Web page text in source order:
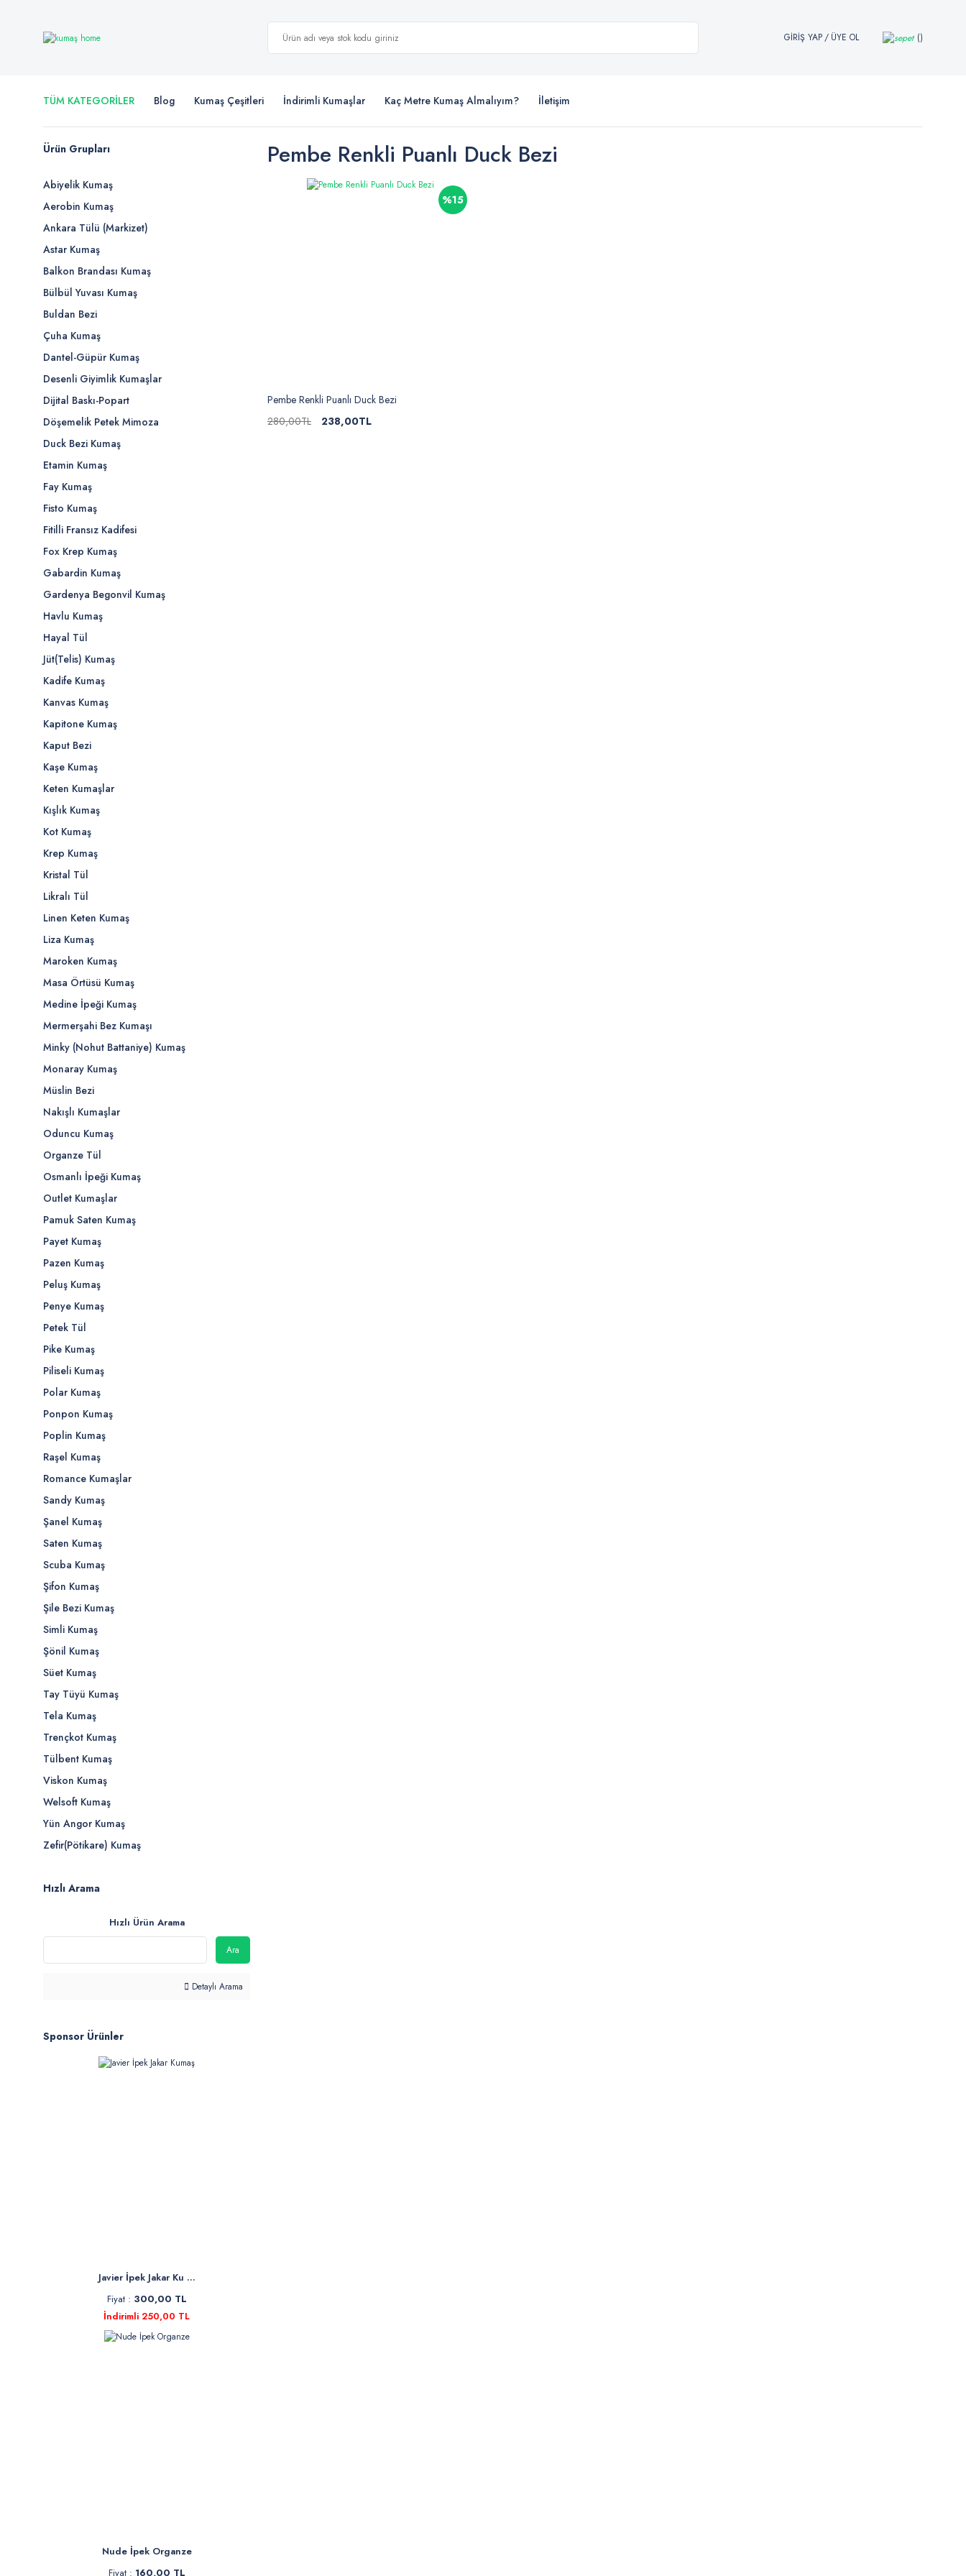
GİRİŞ YAP/ ÜYE OL
TÜM KATEGORİLER Blog Kumaş Çeşitleri İndirimli Kumaşlar Kaç Metre Kumaş Almalıyım? İletişim
Ürün Grupları
Abiyelik Kumaş
Aerobin Kumaş
Ankara Tülü (Markizet)
Astar Kumaş
Balkon Brandası Kumaş
Bülbül Yuvası Kumaş
Buldan Bezi
Çuha Kumaş
Dantel-Güpür Kumaş
Desenli Giyimlik Kumaşlar
Dijital Baskı-Popart
Döşemelik Petek Mimoza
Duck Bezi Kumaş
Etamin Kumaş
Fay Kumaş
Fisto Kumaş
Fitilli Fransız Kadifesi
Fox Krep Kumaş
Gabardin Kumaş
Gardenya Begonvil Kumaş
Havlu Kumaş
Hayal Tül
Jüt(Telis) Kumaş
Kadife Kumaş
Kanvas Kumaş
Kapitone Kumaş
Kaput Bezi
Kaşe Kumaş
Keten Kumaşlar
Kışlık Kumaş
Kot Kumaş
Krep Kumaş
Kristal Tül
Likralı Tül
Linen Keten Kumaş
Liza Kumaş
Maroken Kumaş
Masa Örtüsü Kumaş
Medine İpeği Kumaş
Mermerşahi Bez Kumaşı
Minky (Nohut Battaniye) Kumaş
Monaray Kumaş
Müslin Bezi
Nakışlı Kumaşlar
Oduncu Kumaş
Organze Tül
Osmanlı İpeği Kumaş
Outlet Kumaşlar
Pamuk Saten Kumaş
Payet Kumaş
Pazen Kumaş
Peluş Kumaş
Penye Kumaş
Petek Tül
Pike Kumaş
Piliseli Kumaş
Polar Kumaş
Ponpon Kumaş
Poplin Kumaş
Raşel Kumaş
Romance Kumaşlar
Sandy Kumaş
Şanel Kumaş
Saten Kumaş
Scuba Kumaş
Şifon Kumaş
Şile Bezi Kumaş
Simli Kumaş
Şönil Kumaş
Süet Kumaş
Tay Tüyü Kumaş
Tela Kumaş
Trençkot Kumaş
Tülbent Kumaş
Viskon Kumaş
Welsoft Kumaş
Yün Angor Kumaş
Zefir(Pötikare) Kumaş
Hızlı Arama
Hızlı Ürün Arama
Ara
Detaylı Arama
Sponsor Ürünler
Javier İpek Jakar Ku ...
Fiyat : 300,00 TL
İndirimli 250,00 TL
Nude İpek Organze
Fiyat : 160,00 TL
Pembe Renkli Puanlı Duck Bezi
%15
Pembe Renkli Puanlı Duck Bezi
280,00TL
238,00TL